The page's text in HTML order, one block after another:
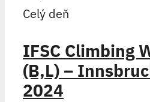
Celý deň
IFSC Climbing
(B,L) –
2024